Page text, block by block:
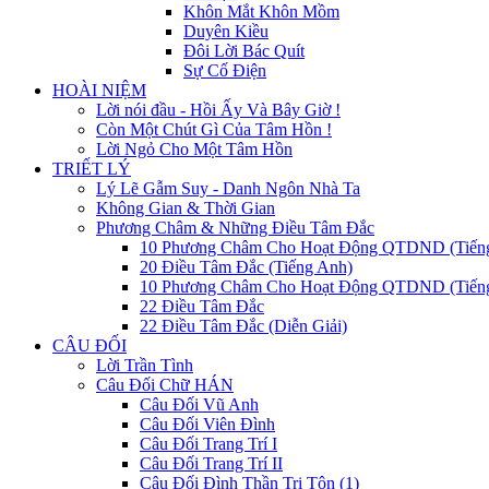
Khôn Mắt Khôn Mồm
Duyên Kiều
Đôi Lời Bác Quít
Sự Cố Điện
HOÀI NIỆM
Lời nói đầu - Hồi Ấy Và Bây Giờ !
Còn Một Chút Gì Của Tâm Hồn !
Lời Ngỏ Cho Một Tâm Hồn
TRIẾT LÝ
Lý Lẽ Gẫm Suy - Danh Ngôn Nhà Ta
Không Gian & Thời Gian
Phương Châm & Những Điều Tâm Đắc
10 Phương Châm Cho Hoạt Động QTDND
20 Điều Tâm Đắc (Tiếng Anh)
10 Phương Châm Cho Hoạt Động QTDND
22 Điều Tâm Đắc
22 Điều Tâm Đắc (Diễn Giải)
CÂU ĐỐI
Lời Trần Tình
Câu Đối Chữ HÁN
Câu Đối Vũ Anh
Câu Đối Viên Đình
Câu Đối Trang Trí I
Câu Đối Trang Trí II
Câu Đối Đình Thần Tri Tôn (1)